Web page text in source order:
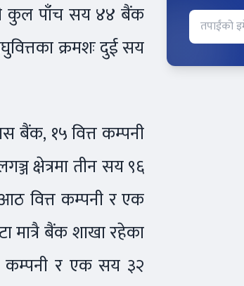
कुल पाँच सय ४४ बैंक
क्रमशः दुई सय
बैंक, १५ वित्त कम्पनी
क्षेत्रमा तीन सय ९६
वित्त कम्पनी र एक
मात्रै बैंक शाखा रहेका
र एक सय ३२